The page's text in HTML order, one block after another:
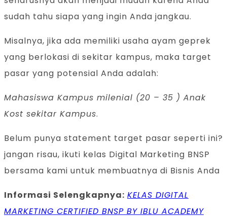
sudah tahu siapa yang ingin Anda jangkau.
Misalnya, jika ada memiliki usaha ayam geprek
yang berlokasi di sekitar kampus, maka target
pasar yang potensial Anda adalah:
Mahasiswa Kampus milenial (20 – 35 ) Anak
Kost sekitar Kampus.
Belum punya statement target pasar seperti ini?
jangan risau, ikuti kelas Digital Marketing BNSP
bersama kami untuk membuatnya di Bisnis Anda
Informasi Selengkapnya: KELAS DIGITAL
MARKETING CERTIFIED BNSP BY IBLU ACADEMY